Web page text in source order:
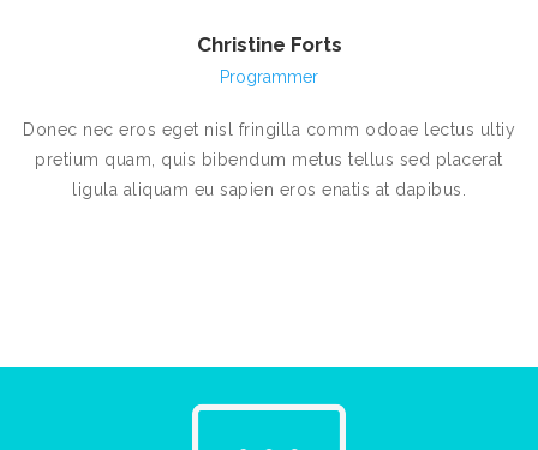
Christine Forts
Programmer
Donec nec eros eget nisl fringilla comm odoae lectus ultiy
pretium quam, quis bibendum metus tellus sed placerat
ligula aliquam eu sapien eros enatis at dapibus.